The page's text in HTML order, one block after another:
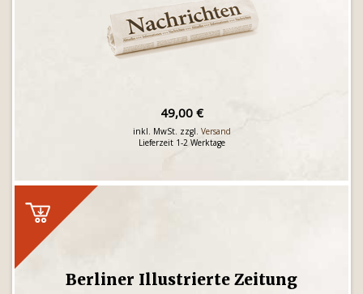
49,00 €
inkl. MwSt. zzgl. Versand
Lieferzeit 1-2 Werktage
Berliner Illustrierte Zeitung